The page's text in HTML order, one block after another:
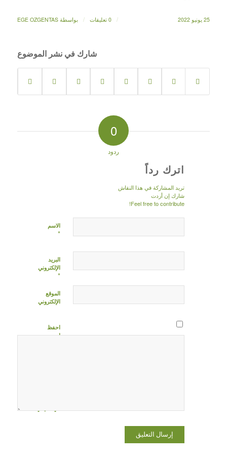
25 يونيو 2022 / 0 تعليقات / بواسطةEGE OZGENTAS
شارك في نشر الموضوع
0
ردود
اترك رداً
تريد المشاركة في هذا النقاش
شارك إن أردت
Feel free to contribute!
الاسم
*
البريد
الإلكتروني
*
الموقع
الإلكتروني
احفظ
اسمي،